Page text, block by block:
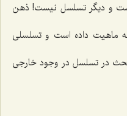
و دیگر تسلسل نیست! ذهن
ماهیت داده است و تسلسلی
در تسلسل در وجود خارجی